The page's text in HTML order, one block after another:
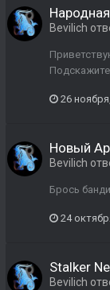
Bevilich
26
Новый
Bevilich
Брось
24
Stalker
Bevilich